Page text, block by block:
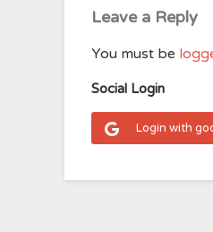
Leave a Reply
You must be
Social Login
Login with